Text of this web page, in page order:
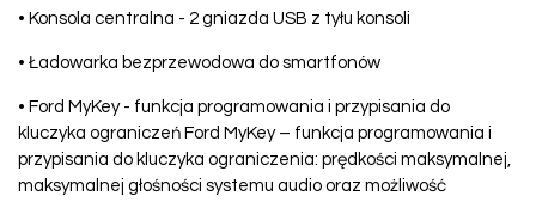
• Konsola centralna - 2 gniazda USB z tyłu konsoli
• Ładowarka bezprzewodowa do smartfonów
• Ford MyKey - funkcja programowania i przypisania do
kluczyka ograniczeń Ford MyKey – funkcja programowania i
przypisania do kluczyka ograniczenia: prędkości maksymalnej,
maksymalnej głośności systemu audio oraz możliwość